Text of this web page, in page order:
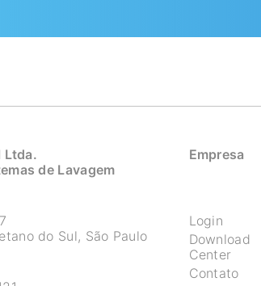
Ltda.
de Lavagem
do Sul, São Paulo
Empresa
Login
Download
Center
Contato